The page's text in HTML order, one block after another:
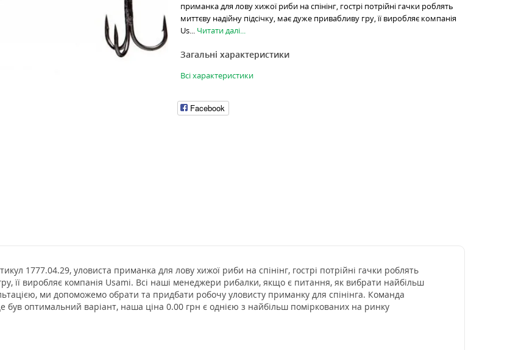
приманка для лову хижої риби на спінінг, гострі потрійні гачки роблять
миттєву надійну підсічку, має дуже привабливу гру, її виробляє компанія
Us... Читати далі...
Загальні характеристики
Всі характеристики
Facebook
1777.04.29, уловиста приманка для лову хижої риби на спінінг, гострі потрійні гачки роблять
її виробляє компанія Usami. Всі наші менеджери рибалки, якщо є питання, як вибрати найбільш
ми допоможемо обрати та придбати робочу уловисту приманку для спінінга. Команда
був оптимальний варіант, наша ціна 0.00 грн є однією з найбільш поміркованих на ринку